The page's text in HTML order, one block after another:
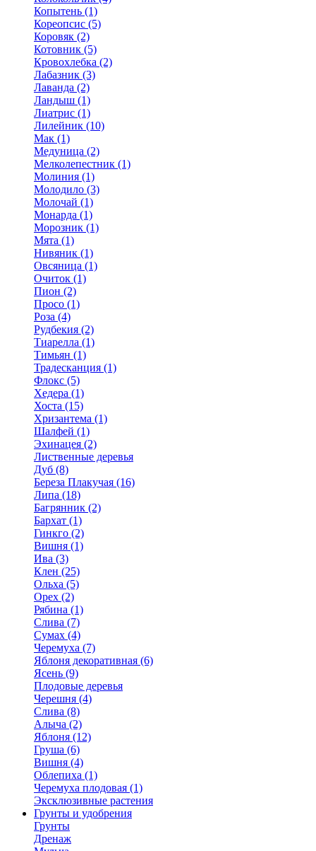
Копытень (1)
Кореопсис (5)
Коровяк (2)
Котовник (5)
Кровохлебка (2)
Лабазник (3)
Лаванда (2)
Ландыш (1)
Лиатрис (1)
Лилейник (10)
Мак (1)
Медуница (2)
Мелколепестник (1)
Молиния (1)
Молодило (3)
Молочай (1)
Монарда (1)
Морозник (1)
Мята (1)
Нивяник (1)
Овсяница (1)
Очиток (1)
Пион (2)
Просо (1)
Роза (4)
Рудбекия (2)
Тиарелла (1)
Тимьян (1)
Традесканция (1)
Флокс (5)
Хедера (1)
Хоста (15)
Хризантема (1)
Шалфей (1)
Эхинацея (2)
Лиственные деревья
Дуб (8)
Береза Плакучая (16)
Липа (18)
Багрянник (2)
Бархат (1)
Гинкго (2)
Вишня (1)
Ива (3)
Клен (25)
Ольха (5)
Орех (2)
Рябина (1)
Слива (7)
Сумах (4)
Черемуха (7)
Яблоня декоративная (6)
Ясень (9)
Плодовые деревья
Черешня (4)
Слива (8)
Алыча (2)
Яблоня (12)
Груша (6)
Вишня (4)
Облепиха (1)
Черемуха плодовая (1)
Эксклюзивные растения
Грунты и удобрения
Грунты
Дренаж